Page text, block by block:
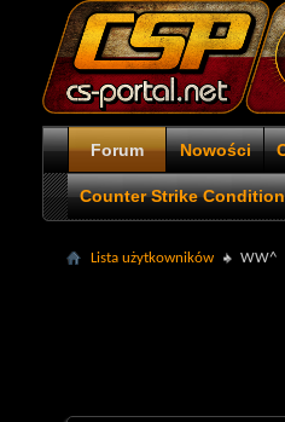
Forum Nowości
Counter Strike
Lista użytkowników WW^